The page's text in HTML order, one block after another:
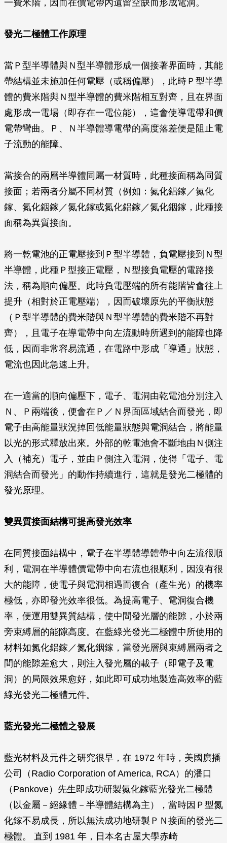
一費米階，因而在價電帶內遺留空缺而形成電洞。
發光二極體工作原理
當Ｐ型半導體與Ｎ型半導體形成一個接著界面時，其能
帶結構並未施加任何電壓（或稱偏壓），此時Ｐ型半導
體的費米階與Ｎ型半導體的費米階相互對齊，且在界面
處形成一電場（即存在一電位能），這會使導電帶和價
電帶彎曲。Ｐ、Ｎ半導體導電帶的高度落差便是阻止電
子流動的能障。
當接合的兩層半導體同屬一材質時，此種接面稱為 同質
接面 ；若兩者分屬不同材質（例如：氮化鋁鎵／氮化
鎵、氮化銦鎵／氮化鎵或氮化鋁鎵／氮化銦鎵，此種接
面稱為異質接面。
將一乾電池的正電壓接到Ｐ型半導體，負電壓接到Ｎ型
半導體，此種Ｐ型接正電壓，Ｎ型接負電壓的電路接
法，稱為順向偏壓。此時負電壓端的所有能階皆會往上
提升（相對於正電壓端），因而破壞原先的平衡狀態
（Ｐ型半導體的費米階與Ｎ型半導體的費米階不再對
齊），且電子在導電帶中向左流動時所遇到的能障也降
低，因而非常容易流通，在電路中形成「導通」狀態，
電流也因此急速上升。
在一適當的順向偏壓下，電子、電洞由乾電池分別注入
Ｎ、Ｐ兩端後，便會在Ｐ／Ｎ界面區域結合而發光，即
電子由高能量狀況掉回低能量狀態與電洞結合，將能量
以光的形式釋放出來。外部的乾電池會不斷地由Ｎ側注
入（補充）電子，並由Ｐ側注入電洞，使得「電子、電
洞結合而發光」的動作持續進行，這就是發光二極體的
發光原理。
雙異質接面結構可提高發光效率
在同質接面結構中，電子在半導體導體帶中向左流很順
利，電洞在半導體價電帶中向右流也很順利，因沒有很
大的能障，使電子與電洞相遇而復合（產生光）的機率
極低，亦即發光效率很低。為提高電子、電洞復合機
率，便運用雙異質結構，使中間發光層的能隙，小於兩
旁束縛層的能隙高度。在藍綠光發光二極體中所使用的
材料如氮化鋁鎵／氮化銦鎵，當發光層與束縛層兩者之
間的能隙差愈大，則注入發光層的載子（即電子及電
洞）的局限效果愈好，如此即可成功地製造高效率的藍
綠光發光二極體元件。
藍光發光二極體之發展
藍光材料及元件之研究很早，在 1972 年時，美國廣播
公司（Radio Corporation of America, RCA）的潘口
（Pankove）先生即成功研製氮化鎵藍光發光二極體
（以金屬－絕緣體－半導體結構為主），當時因Ｐ型氮
化鎵不易成長，所以無法成功地研製ＰＮ接面的發光二
極體。 直到 1981 年，日本名古屋大學赤崎